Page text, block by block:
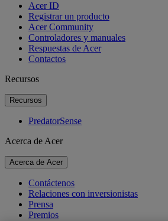
Acer ID
Registrar un producto
Acer Community
Controladores y manuales
Respuestas de Acer
Contactos
Recursos
Recursos
PredatorSense
Acerca de Acer
Acerca de Acer
Contáctenos
Relaciones con inversionistas
Prensa
Premios